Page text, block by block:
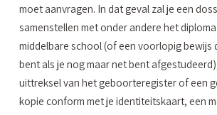
moet aanvragen. In dat geval zal je een
samenstellen met onder andere het
middelbare school (of een voorlopig bewijs
bent als je nog maar net bent
uittreksel van het geboorteregister of een
kopie conform met je identiteitskaart, een